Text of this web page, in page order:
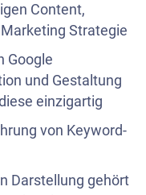
Content,
Strategie
Google
und Gestaltung
einzigartig
von Keyword-
Darstellung gehört